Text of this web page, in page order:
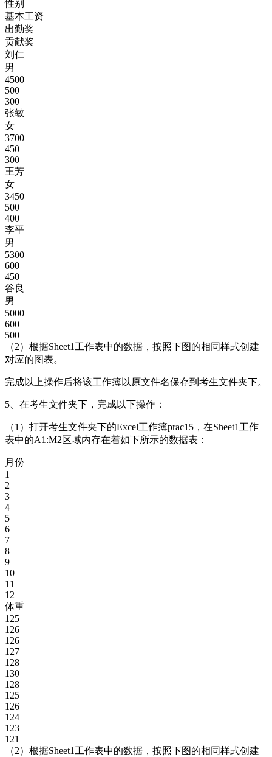
性别
基本工资
出勤奖
贡献奖
刘仁
男
4500
500
300
张敏
女
3700
450
300
王芳
女
3450
500
400
李平
男
5300
600
450
谷良
男
5000
600
500
（2）根据Sheet1工作表中的数据，按照下图的相同样式创建
对应的图表。
完成以上操作后将该工作簿以原文件名保存到考生文件夹下。
5、在考生文件夹下，完成以下操作：
（1）打开考生文件夹下的Excel工作簿prac15，在Sheet1工作
表中的A1:M2区域内存在着如下所示的数据表：
月份
1
2
3
4
5
6
7
8
9
10
11
12
体重
125
126
126
127
128
130
128
125
126
124
123
121
（2）根据Sheet1工作表中的数据，按照下图的相同样式创建